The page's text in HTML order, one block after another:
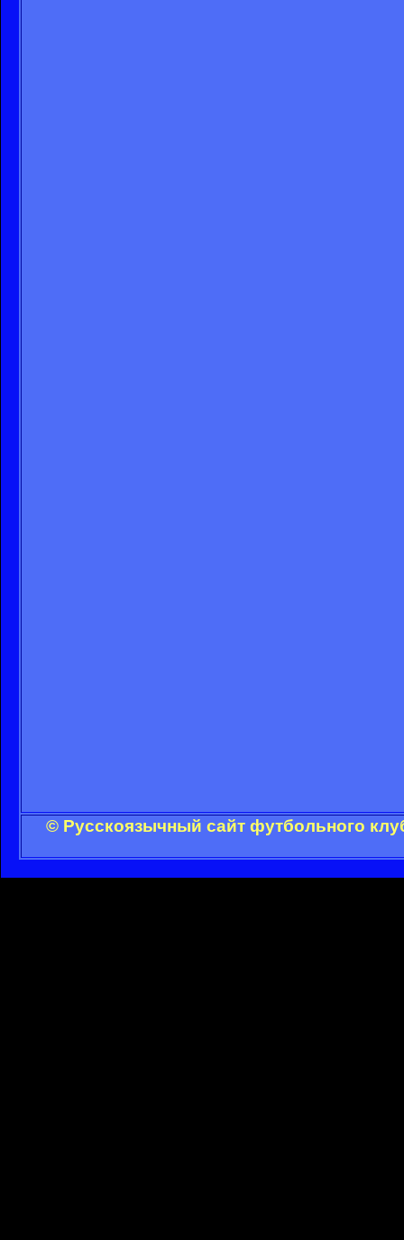
© Русскоязычный сайт футбольного